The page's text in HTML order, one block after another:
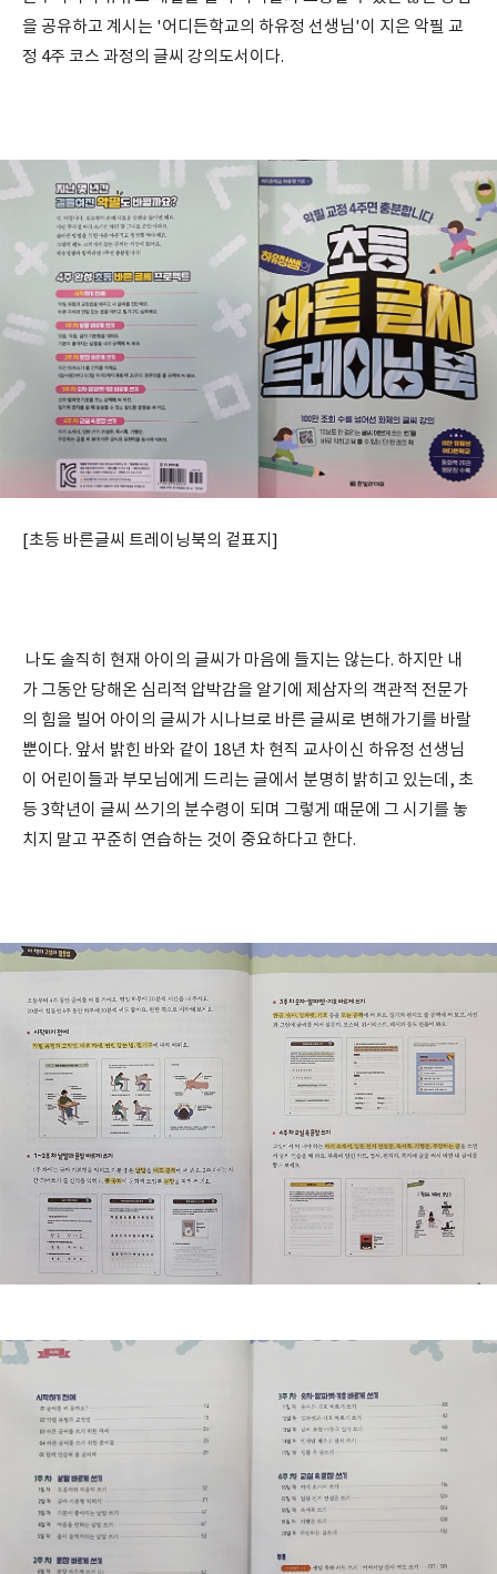
을 공유하고 계시는 '어디든학교의 하유정 선생님'이 지은 악필 교
정 4주 코스 과정의 글씨 강의도서이다.
[초등 바른글씨 트레이닝북의 겉표지]
나도 솔직히 현재 아이의 글씨가 마음에 들지는 않는다. 하지만 내
가 그동안 당해온 심리적 압박감을 알기에 제삼자의 객관적 전문가
의 힘을 빌어 아이의 글씨가 시나브로 바른 글씨로 변해가기를 바랄
뿐이다. 앞서 밝힌 바와 같이 18년 차 현직 교사이신 하유정 선생님
이 어린이들과 부모님에게 드리는 글에서 분명히 밝히고 있는데, 초
등 3학년이 글씨 쓰기의 분수령이 되며 그렇게 때문에 그 시기를 놓
치지 말고 꾸준히 연습하는 것이 중요하다고 한다.